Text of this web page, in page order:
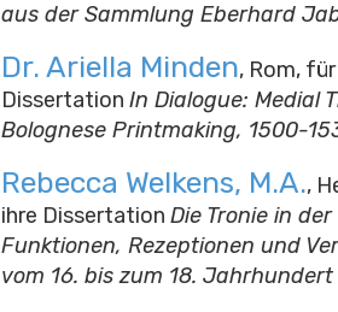
aus der Sammlung Eberhard
Dr. Ariella Minden, Rom,
Dissertation In Dialogue: Medial
Bolognese Printmaking, 1500-
Rebecca Welkens, M.A.,
ihre Dissertation Die Tronie in
Funktionen, Rezeptionen und
vom 16. bis zum 18. Jahrhundert